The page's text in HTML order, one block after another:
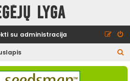
lyga
su administracija
e